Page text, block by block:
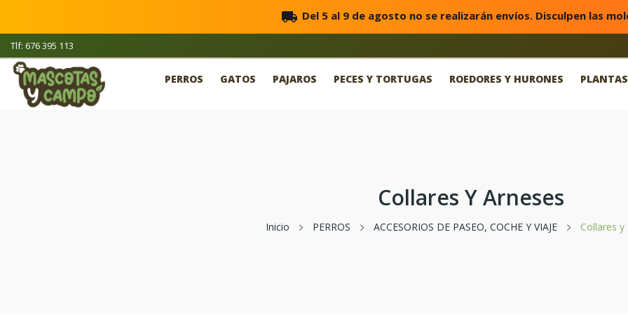
local_shipping Del 5 al 9 de agosto no se realizarán envíos. Disculpen las
Tlf: 676 395 113
PERROS GATOS PAJAROS PECES Y TORTUGAS ROEDORES Y HURONES PLANTAS
Collares Y Arneses
Inicio PERROS ACCESORIOS DE PASEO, COCHE Y VIAJE Collares y